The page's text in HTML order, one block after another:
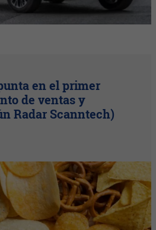
en el primer
de ventas y
Radar Scanntech)